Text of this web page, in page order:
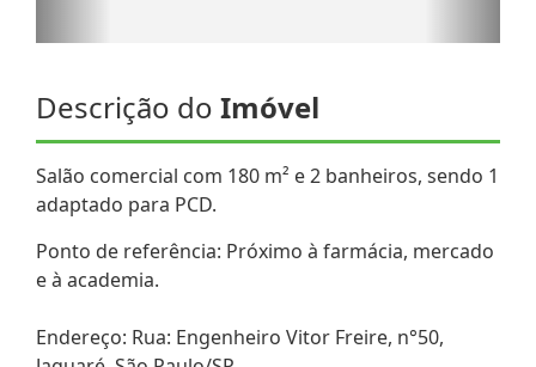
Descrição do Imóvel
Salão comercial com 180 m² e 2 banheiros, sendo 1
adaptado para PCD.
Ponto de referência: Próximo à farmácia, mercado
e à academia.
Endereço: Rua: Engenheiro Vitor Freire, n°50,